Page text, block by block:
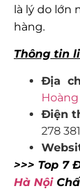
là lý do lớn
hàng.
Thông tin
Địa
Hoàng
Điện
278 381
>>> Top 7
Hà Nội